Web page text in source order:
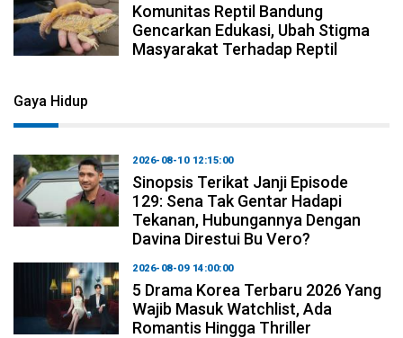
Komunitas Reptil Bandung
Gencarkan Edukasi, Ubah Stigma
Masyarakat Terhadap Reptil
Gaya Hidup
2026-08-10 12:15:00
Sinopsis Terikat Janji Episode
129: Sena Tak Gentar Hadapi
Tekanan, Hubungannya Dengan
Davina Direstui Bu Vero?
2026-08-09 14:00:00
5 Drama Korea Terbaru 2026 Yang
Wajib Masuk Watchlist, Ada
Romantis Hingga Thriller